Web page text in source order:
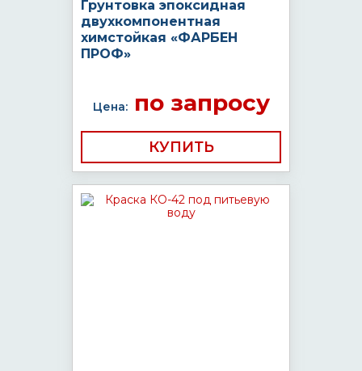
Грунтовка эпоксидная
двухкомпонентная
химстойкая «ФАРБЕН
ПРОФ»
Цена:по запросу
КУПИТЬ